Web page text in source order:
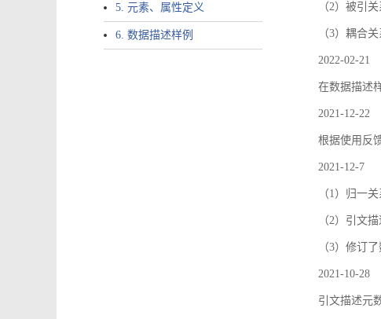
5. 元素、属性定义
6. 数据描述样例
（2）被引
（3）耦合
2022-02-21
在数据描述
2021-12-22
根据使用反
2021-12-7
（1）归一
（2）引文
（3）修订
2021-10-28
引文描述元